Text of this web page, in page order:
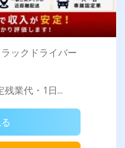
ックドライバー
業代・1日...